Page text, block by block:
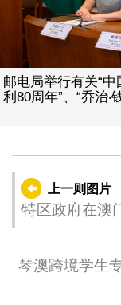
邮电局举行有关“
利80周年”、“乔治
上一则图片
特区政府在澳
播：纪念中
争胜利80周年
琴澳跨境学生